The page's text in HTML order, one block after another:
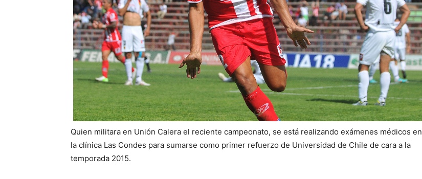
Quien militara en Unión Calera el reciente campeonato, se está realizando exámenes médicos en
la clínica Las Condes para sumarse como primer refuerzo de Universidad de Chile de cara a la
temporada 2015.